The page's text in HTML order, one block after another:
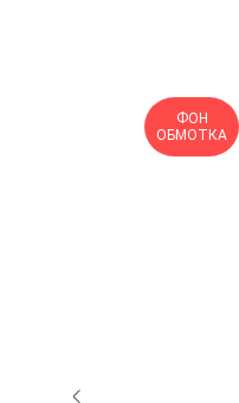
ФОН
ОБМОТКА